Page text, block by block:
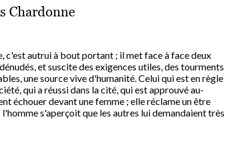
Chardonne
c'est autrui à bout portant ; il met face à face deux
et suscite des exigences utiles, des tourments
une source vive d'humanité. Celui qui est en règle
qui a réussi dans la cité, qui est approuvé au-
échouer devant une femme ; elle réclame un être
s'aperçoit que les autres lui demandaient très